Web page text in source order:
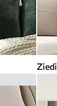
Ziedi